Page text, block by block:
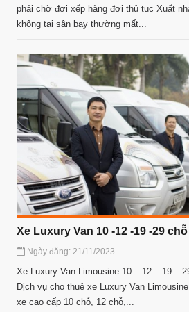
phải chờ đợi xếp hàng đợi thủ tục Xuất
không tại sân bay thường mất...
Xe Luxury Van 10 -12 -19 -29
Ngày đăng: 21/11/2023
Xe Luxury Van Limousine 10 – 12 – 19 –
Dịch vụ cho thuê xe Luxury Van
xe cao cấp 10 chỗ, 12 chỗ,...